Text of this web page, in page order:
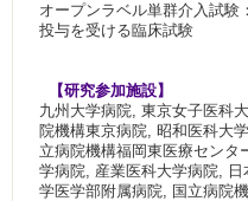
オープンラベル単群介入試験
投与を受ける臨床試験
【研究参加施設】
九州大学病院, 東京女子医科
院機構東京病院, 昭和医科大
立病院機構福岡東医療セン
学病院, 産業医科大学病院,
学医学部附属病院, 国立病院